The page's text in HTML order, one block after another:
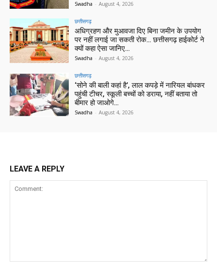
Swadha - August 4, 2026
छत्तीसगढ़
अधिग्रहण और मुआवजा दिए बिना जमीन के उपयोग
पर नहीं लगाई जा सकती रोक… छत्तीसगढ़ हाईकोर्ट ने
क्यों कहा ऐसा जानिए…
Swadha - August 4, 2026
छत्तीसगढ़
‘सोने की बाली कहां है’, लाल कपड़े में नारियल बांधकर
पहुंची टीचर, स्कूली बच्चों को डराया, नहीं बताया तो
बीमार हो जाओगे…
Swadha - August 4, 2026
LEAVE A REPLY